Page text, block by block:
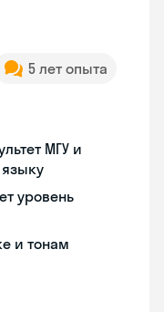
5 лет опыта
МГУ и
уровень
и тонам